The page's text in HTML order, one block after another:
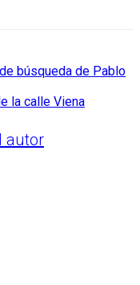
búsqueda de Pablo
la calle Viena
autor